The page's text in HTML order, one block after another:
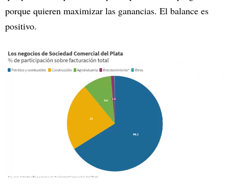
porque quieren maximizar las ganancias. El balance es
positivo.